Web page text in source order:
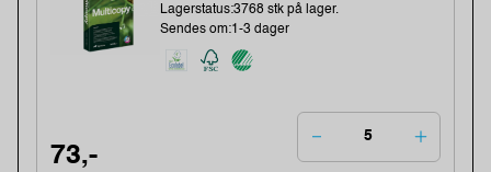
Lagerstatus:3768 stk på lager.
Sendes om:1-3 dager
73,-